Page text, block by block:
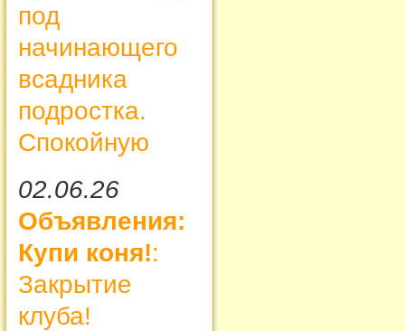
под
начинающего
всадника
подростка.
Спокойную
02.06.26
Объявления:
Купи коня!:
Закрытие
клуба!